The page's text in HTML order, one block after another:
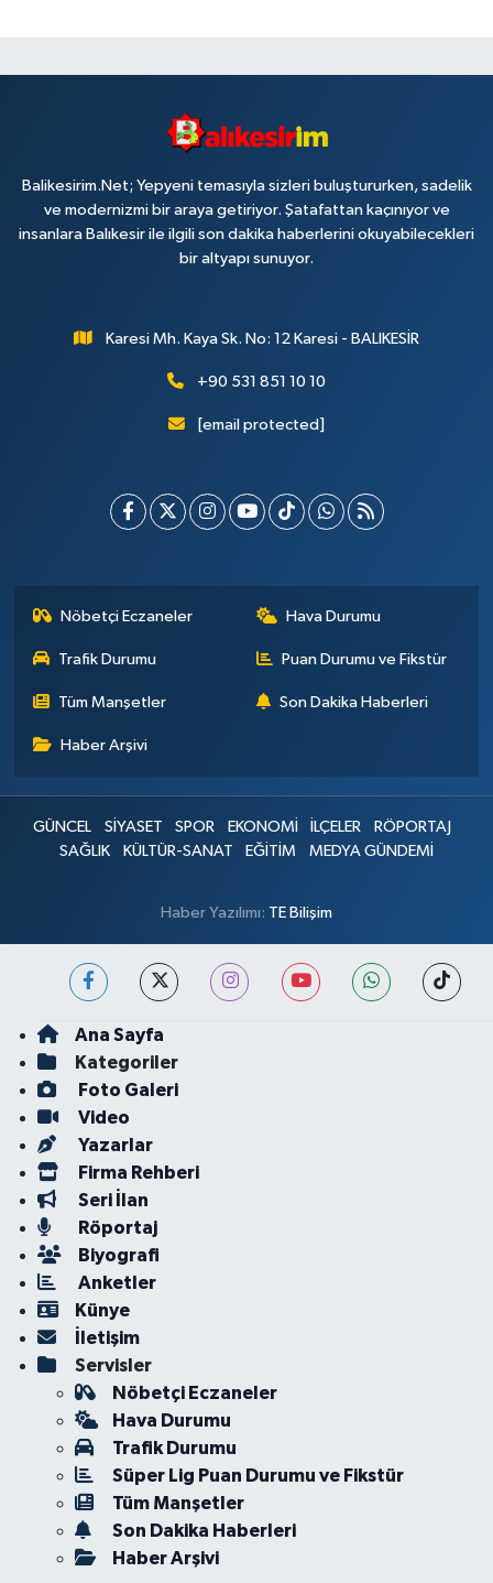
Balikesirim.Net; Yepyeni temasıyla sizleri buluştururken, sadelik
ve modernizmi bir araya getiriyor. Şatafattan kaçınıyor ve
insanlara Balıkesir ile ilgili son dakika haberlerini okuyabilecekleri
bir altyapı sunuyor.
Karesi Mh. Kaya Sk. No: 12 Karesi - BALIKESİR
+90 531 851 10 10
[email protected]
Nöbetçi Eczaneler Hava Durumu
Trafik Durumu Puan Durumu ve Fikstür
Tüm Manşetler Son Dakika Haberleri
Haber Arşivi
GÜNCEL SİYASET SPOR EKONOMİ İLÇELER
RÖPORTAJ
SAĞLIK
KÜLTÜR-SANAT EĞİTİM MEDYA GÜNDEMİ
Haber Yazılımı: TE Bilişim
Ana Sayfa
Kategoriler
Foto Galeri
Video
Yazarlar
Firma Rehberi
Seri İlan
Röportaj
Biyografi
Anketler
Künye
İletişim
Servisler
Nöbetçi Eczaneler
Hava Durumu
Trafik Durumu
Süper Lig Puan Durumu ve Fikstür
Tüm Manşetler
Son Dakika Haberleri
Haber Arşivi